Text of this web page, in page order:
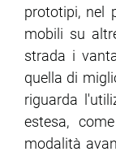
prototipi, nel
mobili su
strada i
quella di
riguarda
estesa,
modalità